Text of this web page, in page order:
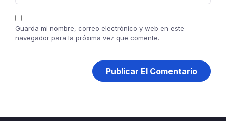
Guarda mi nombre, correo electrónico y web en este
navegador para la próxima vez que comente.